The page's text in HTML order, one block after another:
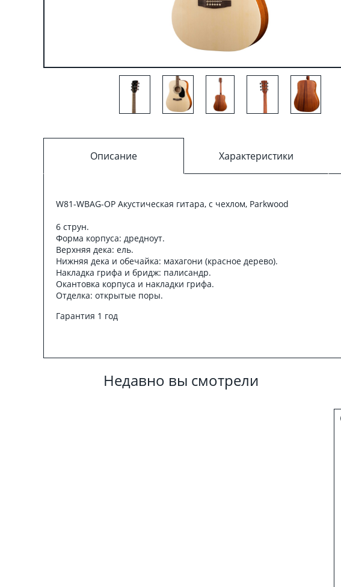
Описание Характеристики
W81-WBAG-OP Акустическая гитара, с чехлом, Parkwood
6 струн.
Форма корпуса: дредноут.
Верхняя дека: ель.
Нижняя дека и обечайка: махагони (красное дерево).
Накладка грифа и бридж: палисандр.
Окантовка корпуса и накладки грифа.
Отделка: открытые поры.
Гарантия 1 год
Недавно вы смотрели